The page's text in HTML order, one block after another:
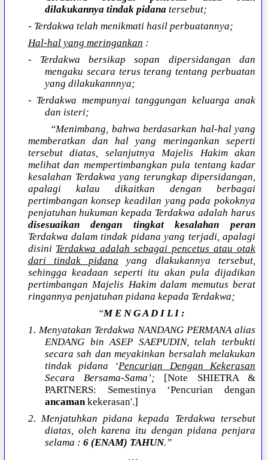
dilakukannya tindak pidana tersebut;
- Terdakwa telah menikmati hasil perbuatannya;
Hal-hal yang meringankan :
- Terdakwa bersikap sopan dipersidangan dan
mengaku secara terus terang tentang perbuatan
yang dilakukannnya;
- Terdakwa mempunyai tanggungan keluarga anak
dan isteri;
“Menimbang, bahwa berdasarkan hal-hal yang
memberatkan dan hal yang meringankan seperti
tersebut diatas, selanjutnya Majelis Hakim akan
melihat dan mempertimbangkan pula tentang kadar
kesalahan Terdakwa yang terungkap dipersidangan,
apalagi kalau dikaitkan dengan berbagai
pertimbangan konsep keadilan yang pada pokoknya
penjatuhan hukuman kepada Terdakwa adalah harus
disesuaikan dengan tingkat kesalahan peran
Terdakwa dalam tindak pidana yang terjadi, apalagi
disini Terdakwa adalah sebagai pencetus atau otak
dari tindak pidana yang dlakukannya tersebut,
sehingga keadaan seperti itu akan pula dijadikan
pertimbangan Majelis Hakim dalam memutus berat
ringannya penjatuhan pidana kepada Terdakwa;
“M E N G A D I L I :
1. Menyatakan Terdakwa NANDANG PERMANA alias
ENDANG bin ASEP SAEPUDIN, telah terbukti
secara sah dan meyakinkan bersalah melakukan
tindak pidana ‘Pencurian Dengan Kekerasan
Secara Bersama-Sama’; [Note SHIETRA &
PARTNERS: Semestinya ‘Pencurian dengan
ancamankekerasan'.]
2. Menjatuhkan pidana kepada Terdakwa tersebut
diatas, oleh karena itu dengan pidana penjara
selama : 6 (ENAM) TAHUN.”
…